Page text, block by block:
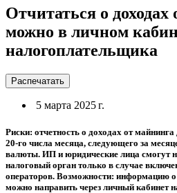
Отчитаться о доходах
можно в личном
налогоплательщика
Распечатать
5 марта 2025 г.
Риски: отчетность о доходах от
20-го числа месяца, следующего за
валюты. ИП и юридические лица смогут
налоговый орган только в случае
операторов. Возможности: информацию
можно направить через личный кабинет